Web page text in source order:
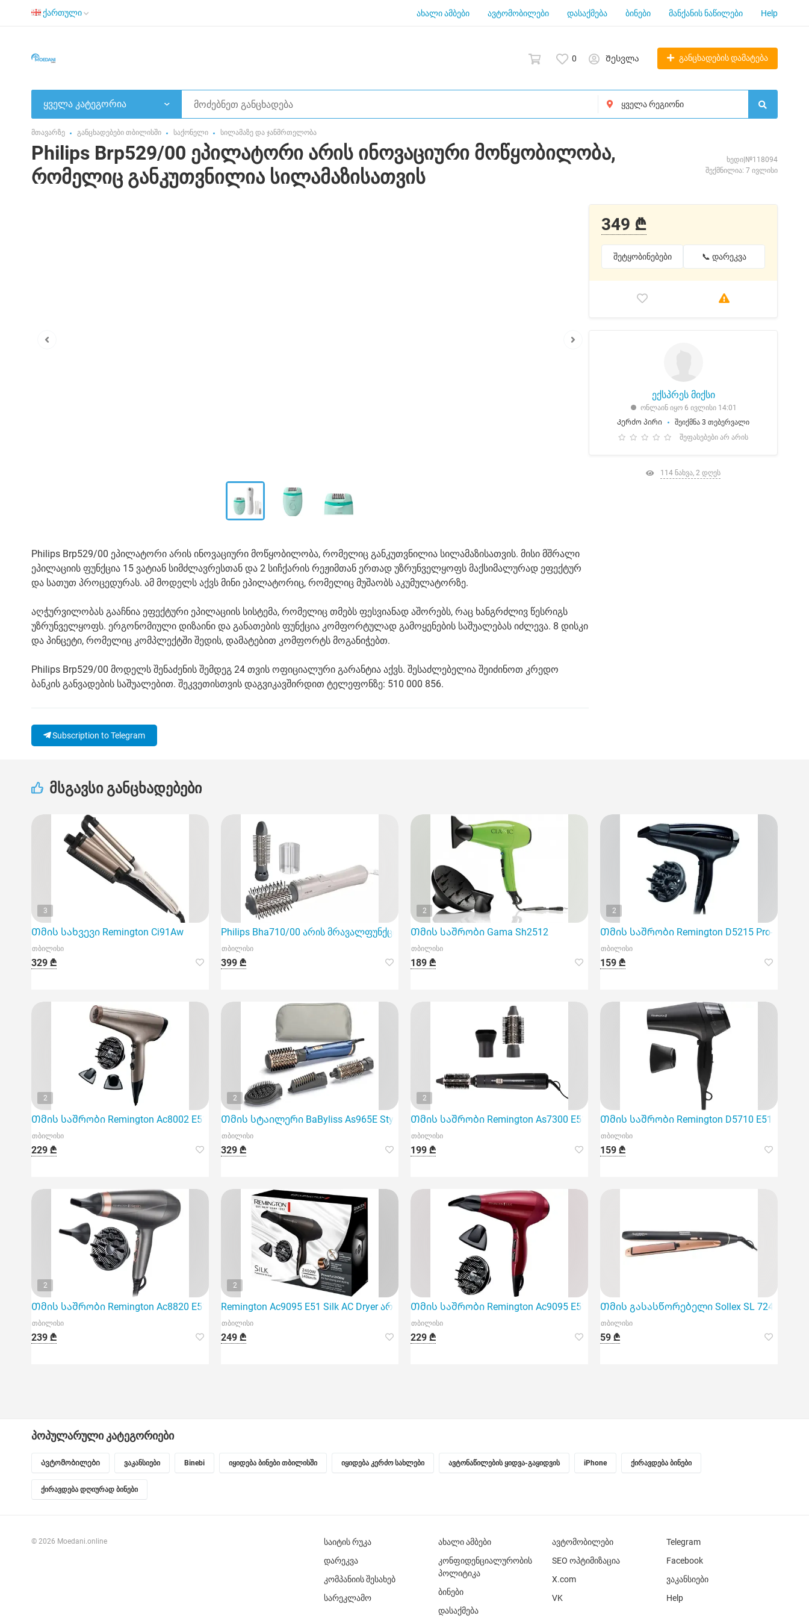
ქართული ახალი ამბები ავტომობილები დასაქმება ბინები მანქანის ნაწილები Help
0 Შესვლა განცხადების დამატება
ყველა კატეგორია
მთავარზე განცხადებები თბილისში საქონელი სილამაზე და ჯანმრთელობა
Philips Brp529/00 ეპილატორი არის ინოვაციური მოწყობილობა,
რომელიც განკუთვნილია სილამაზისათვის
ხედი|№118094
შექმნილია: 7 ივლისი
Philips Brp529/00 ეპილატორი არის ინოვაციური მოწყობილობა, რომელიც განკუთვნილია სილამაზისათვის. მისი მშრალი
ეპილაციის ფუნქცია 15 ვატიან სიმძლავრესთან და 2 სიჩქარის რეჟიმთან ერთად უზრუნველყოფს მაქსიმალურად ეფექტურ
და სათუთ პროცედურას. ამ მოდელს აქვს მინი ეპილატორიც, რომელიც მუშაობს აკუმულატორზე.
აღჭურვილობას გააჩნია ეფექტური ეპილაციის სისტემა, რომელიც თმებს ფესვიანად აშორებს, რაც ხანგრძლივ წესრიგს
უზრუნველყოფს. ერგონომიული დიზაინი და განათების ფუნქცია კომფორტულად გამოყენების საშუალებას იძლევა. 8 დისკი
და პინცეტი, რომელიც კომპლექტში შედის, დამატებით კომფორტს მოგანიჭებთ.
Philips Brp529/00 მოდელს შენაძენის შემდეგ 24 თვის ოფიციალური გარანტია აქვს. შესაძლებელია შეიძინოთ კრედო
ბანკის განვადების საშუალებით. შეკვეთისთვის დაგვიკავშირდით ტელეფონზე: 510 000 856.
Subscription to Telegram
349 ₾
შეტყობინებები 📞 დარეკვა
ექსპრეს მიქსი
ონლაინ იყო 6 ივლისი 14:01
Კერძო პირი
შეიქმნა 3 თებერვალი
შეფასებები არ არის
114 ნახვა, 2 დღეს
მსგავსი განცხადებები
3
Თმის სახვევი Remington Ci91Aw
თბილისი
329 ₾
Philips Bha710/00 არის მრავალფუნქციური თმის სტილერი, რომელიც საშუალებას გაძლევთ ერთდროულად გააშროთ დ
თბილისი
399 ₾
2
Თმის საშრობი Gama Sh2512
თბილისი
189 ₾
2
Თმის საშრობი Remington D5215 Pro-Air
თბილისი
159 ₾
2
Თმის საშრობი Remington Ac8002 E51 Keratin Protect Dryer
თბილისი
229 ₾
2
Თმის სტაილერი BaByliss As965E Style Pro 1000, 1000W, Hair St
თბილისი
329 ₾
2
Თმის საშრობი Remington As7300 E51 Blow Dry & Style 800W Airs
თბილისი
199 ₾
Თმის საშრობი Remington D5710 E51
თბილისი
159 ₾
2
Თმის საშრობი Remington Ac8820 E51 Keratin Protect Dryer 2200
თბილისი
239 ₾
2
Remington Ac9095 E51 Silk AC Dryer არის პროფესიონალური თმის საშრობი
თბილისი
249 ₾
Თმის საშრობი Remington Ac9095 E51 Silk AC Dryer
თბილისი
229 ₾
Თმის გასასწორებელი Sollex SL 724
თბილისი
59 ₾
პოპულარული კატეგორიები
Ავტომობილები ვაკანსიები Binebi იყიდება ბინები თბილისში იყიდება კერძო სახლები ავტონაწილების ყიდვა-გაყიდვის iPhone ქირავდება ბინები
ქირავდება დღიურად ბინები
© 2026 Moedani.online
საიტის რუკა
დარეკვა
კომპანიის შესახებ
სარეკლამო
ახალი ამბები
კონფიდენციალურობის
პოლიტიკა
ბინები
დასაქმება
ავტომობილები
SEO ოპტიმიზაცია
X.com
VK
Telegram
Facebook
ვაკანსიები
Help